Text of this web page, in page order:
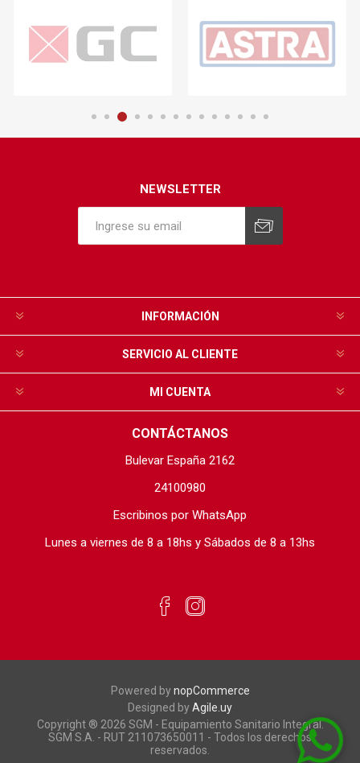
NEWSLETTER
INFORMACIÓN
SERVICIO AL CLIENTE
MI CUENTA
CONTÁCTANOS
Bulevar España 2162
24100980
Escribinos por WhatsApp
Lunes a viernes de 8 a 18hs y Sábados de 8 a 13hs
Powered bynopCommerce
Designed byAgile.uy
Copyright ® 2026 SGM - Equipamiento Sanitario Integral.
SGM S.A. - RUT 211073650011 - Todos los derechos
reservados.